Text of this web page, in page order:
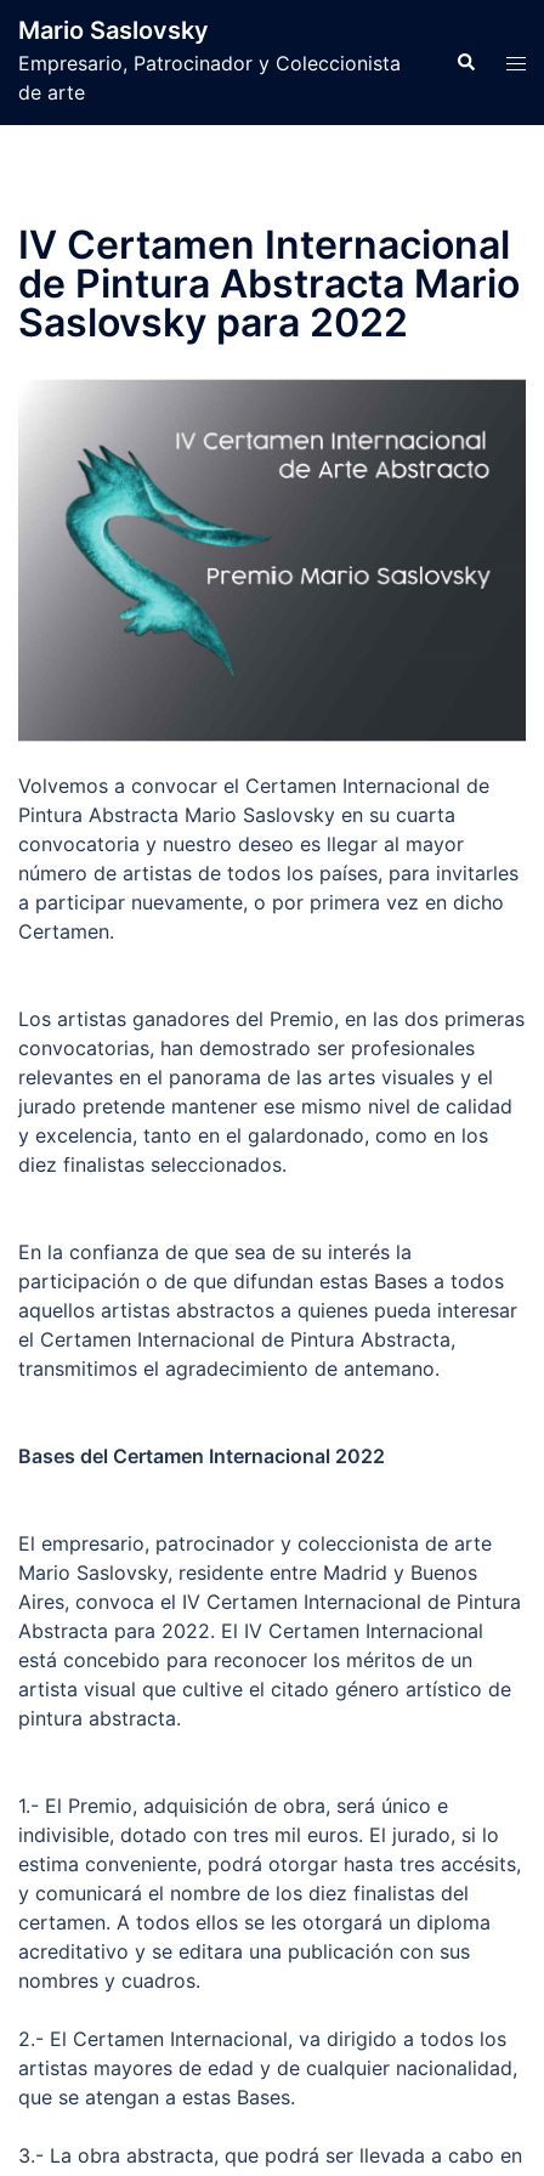
contenido
Mario Saslovsky
Empresario, Patrocinador y Coleccionista
de arte
Buscar
IV Certamen Internacional
de Pintura Abstracta Mario
Saslovsky para 2022
Volvemos a convocar el Certamen Internacional de
Pintura Abstracta Mario Saslovsky en su cuarta
convocatoria y nuestro deseo es llegar al mayor
número de artistas de todos los países, para invitarles
a participar nuevamente, o por primera vez en dicho
Certamen.
Los artistas ganadores del Premio, en las dos primeras
convocatorias, han demostrado ser profesionales
relevantes en el panorama de las artes visuales y el
jurado pretende mantener ese mismo nivel de calidad
y excelencia, tanto en el galardonado, como en los
diez finalistas seleccionados.
En la confianza de que sea de su interés la
participación o de que difundan estas Bases a todos
aquellos artistas abstractos a quienes pueda interesar
el Certamen Internacional de Pintura Abstracta,
transmitimos el agradecimiento de antemano.
Bases del Certamen Internacional 2022
El empresario, patrocinador y coleccionista de arte
Mario Saslovsky, residente entre Madrid y Buenos
Aires, convoca el IV Certamen Internacional de Pintura
Abstracta para 2022. El IV Certamen Internacional
está concebido para reconocer los méritos de un
artista visual que cultive el citado género artístico de
pintura abstracta.
1.- El Premio, adquisición de obra, será único e
indivisible, dotado con tres mil euros. El jurado, si lo
estima conveniente, podrá otorgar hasta tres accésits,
y comunicará el nombre de los diez finalistas del
certamen. A todos ellos se les otorgará un diploma
acreditativo y se editara una publicación con sus
nombres y cuadros.
2.- El Certamen Internacional, va dirigido a todos los
artistas mayores de edad y de cualquier nacionalidad,
que se atengan a estas Bases.
3.- La obra abstracta, que podrá ser llevada a cabo en